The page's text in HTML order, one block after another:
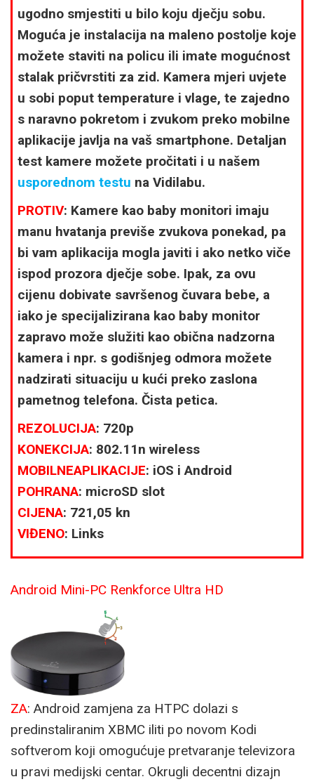
ugodno smjestiti u bilo koju dječju sobu.
Moguća je instalacija na maleno postolje koje
možete staviti na policu ili imate mogućnost
stalak pričvrstiti za zid. Kamera mjeri uvjete
u sobi poput temperature i vlage, te zajedno
s naravno pokretom i zvukom preko mobilne
aplikacije javlja na vaš smartphone. Detaljan
test kamere možete pročitati i u našem
usporednom testu na Vidilabu.
PROTIV: Kamere kao baby monitori imaju
manu hvatanja previše zvukova ponekad, pa
bi vam aplikacija mogla javiti i ako netko viče
ispod prozora dječje sobe. Ipak, za ovu
cijenu dobivate savršenog čuvara bebe, a
iako je specijalizirana kao baby monitor
zapravo može služiti kao obična nadzorna
kamera i npr. s godišnjeg odmora možete
nadzirati situaciju u kući preko zaslona
pametnog telefona. Čista petica.
REZOLUCIJA: 720p
KONEKCIJA: 802.11n wireless
MOBILNEAPLIKACIJE: iOS i Android
POHRANA: microSD slot
CIJENA: 721,05 kn
VIĐENO: Links
Android Mini-PC Renkforce Ultra HD
ZA: Android zamjena za HTPC dolazi s
predinstaliranim XBMC iliti po novom Kodi
softverom koji omogućuje pretvaranje televizora
u pravi medijski centar. Okrugli decentni dizajn